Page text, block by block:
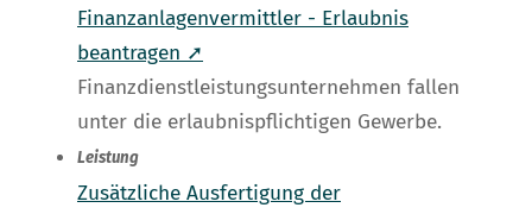
Finanzanlagenvermittler - Erlaubnis
beantragen ➚
Finanzdienstleistungsunternehmen fallen
unter die erlaubnispflichtigen Gewerbe.
Leistung
Zusätzliche Ausfertigung der